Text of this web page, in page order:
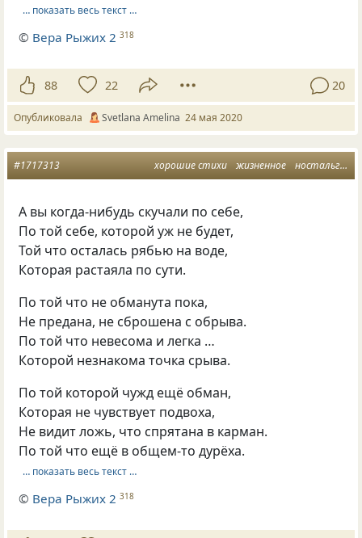
… показать весь текст …
© Вера Рыжих 2 318
88 22 20
Опубликовала Svetlana Amelina 24 мая 2020
хорошие стихи жизненное ностальгическое
#1717313
А вы когда-нибудь скучали по себе,
По той себе, которой уж не будет,
Той что осталась рябью на воде,
Которая растаяла по сути.
По той что не обманута пока,
Не предана, не сброшена с обрыва.
По той что невесома и легка …
Которой незнакома точка срыва.
По той которой чужд ещё обман,
Которая не чувствует подвоха,
Не видит ложь, что спрятана в карман.
По той что ещё в общем-то дурёха.
… показать весь текст …
© Вера Рыжих 2 318